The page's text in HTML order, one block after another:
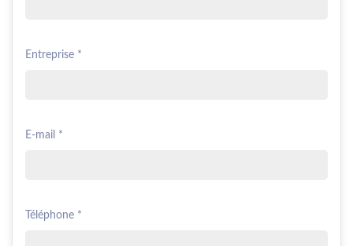
Entreprise *
E-mail *
Téléphone *